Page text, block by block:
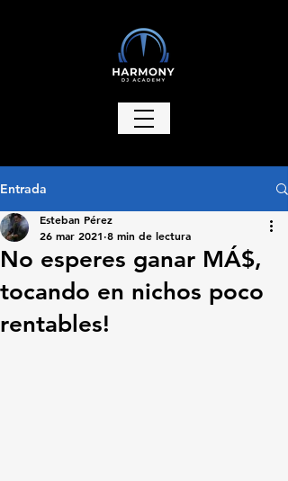
Entrada
No esperes ganar MÁ$,
tocando en nichos poco
rentables!
Esteban Pérez
26 mar 2021 8 min de lectura